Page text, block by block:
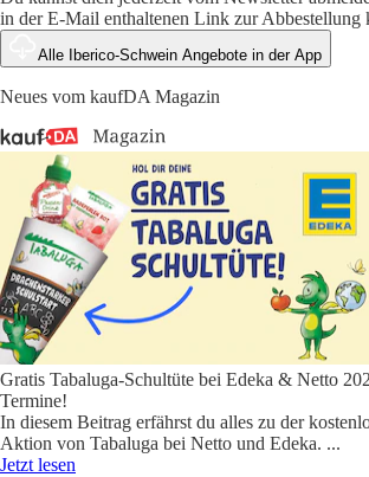
in der E-Mail enthaltenen Link zur Abbestellung
Alle Iberico-Schwein Angebote in der App
Neues vom kaufDA Magazin
Gratis Tabaluga-Schultüte bei Edeka & Netto
Termine!
In diesem Beitrag erfährst du alles zu der
Aktion von Tabaluga bei Netto und Edeka. ...
Jetzt lesen